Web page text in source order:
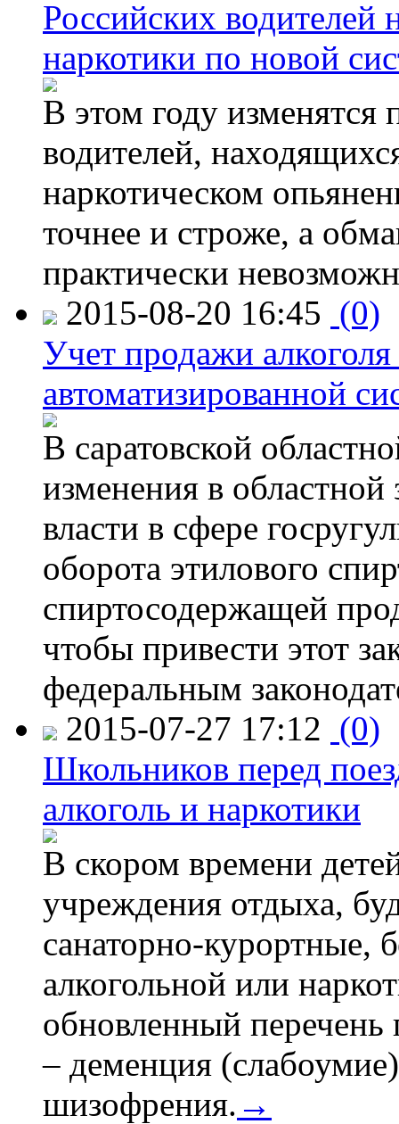
Российских водителей
наркотики по новой
В этом году изменятся
водителей,
наркотическом
точнее и строже, а
практически
2015-08-20 16:45 (0)
Учет продажи
автоматизированной
В саратовской
изменения в
власти в сфере
оборота этилового
спиртосодержащей
чтобы привести этот
федеральным
2015-07-27 17:12 (0)
Школьников перед
алкоголь и наркотики
В скором времени
учреждения отдыха,
санаторно-курортные,
алкогольной или
обновленный
– деменция
шизофрения. →